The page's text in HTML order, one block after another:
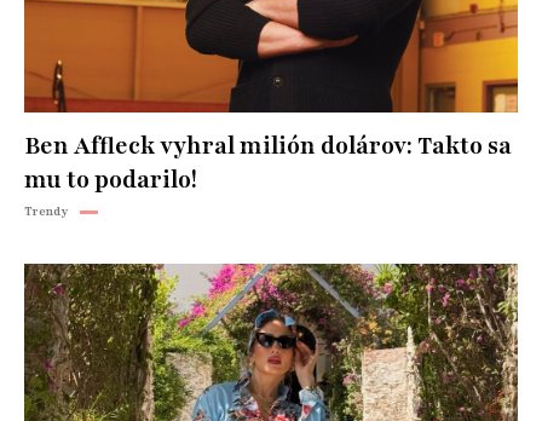
Ben Affleck vyhral milión dolárov: Takto sa
mu to podarilo!
Trendy